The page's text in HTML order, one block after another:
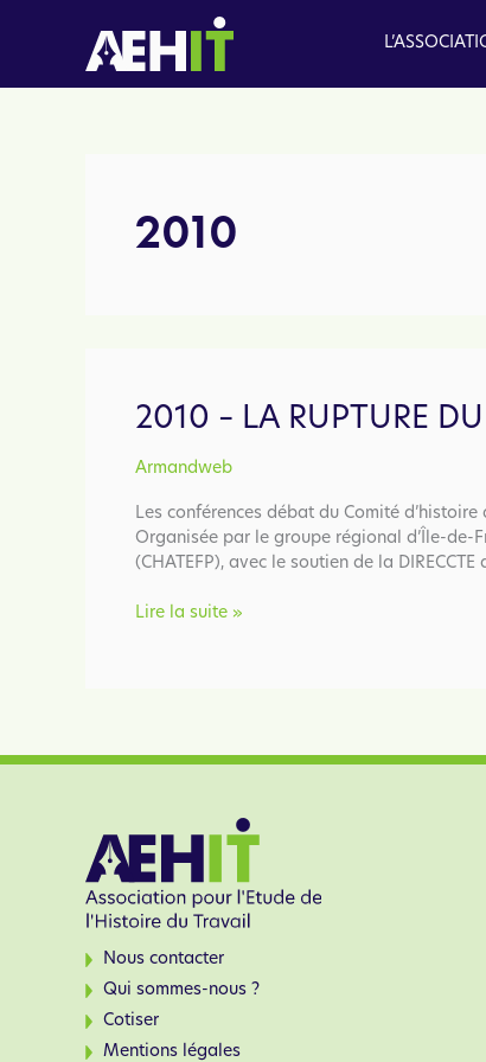
2010
2010 – LA RUPTURE
Armandweb
Les conférences débat du Comité
Organisée par le groupe régional d’Île-de-
(CHATEFP), avec le soutien de la DIRECCTE
2010
de
1945
Lire la suite »
Nous contacter
Qui sommes-nous ?
Cotiser
Mentions légales